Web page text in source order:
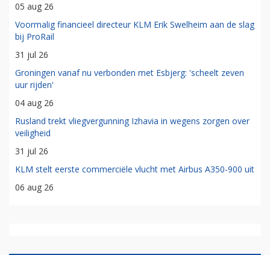
05 aug 26
Voormalig financieel directeur KLM Erik Swelheim aan de slag
bij ProRail
31 jul 26
Groningen vanaf nu verbonden met Esbjerg: 'scheelt zeven
uur rijden'
04 aug 26
Rusland trekt vliegvergunning Izhavia in wegens zorgen over
veiligheid
31 jul 26
KLM stelt eerste commerciële vlucht met Airbus A350-900 uit
06 aug 26